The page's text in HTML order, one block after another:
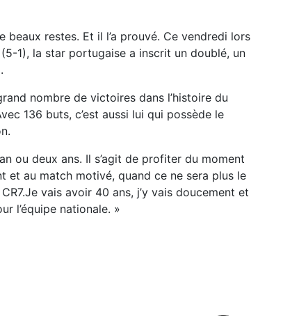
beaux restes. Et il l’a prouvé. Ce vendredi lors
1), la star portugaise a inscrit un doublé, un
nombre de victoires dans l’histoire du
136 buts, c’est aussi lui qui possède le
ou deux ans. Il s’agit de profiter du moment
et au match motivé, quand ce ne sera plus le
vais avoir 40 ans, j’y vais doucement et
l’équipe nationale. »